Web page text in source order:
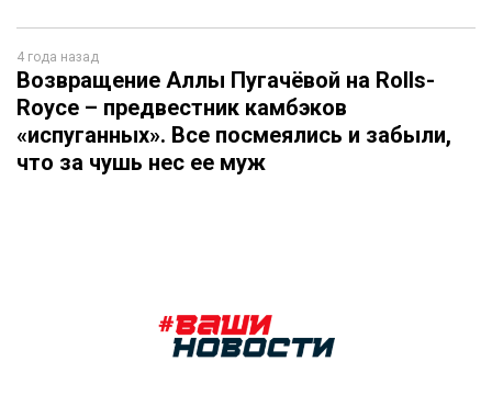
4 года назад
Возвращение Аллы Пугачёвой на Rolls-
Royce – предвестник камбэков
«испуганных». Все посмеялись и забыли,
что за чушь нес ее муж